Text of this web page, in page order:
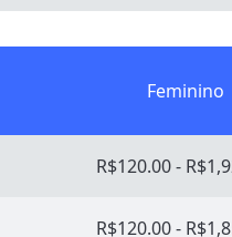
Feminino
R$120.00 -
R$120.00 -